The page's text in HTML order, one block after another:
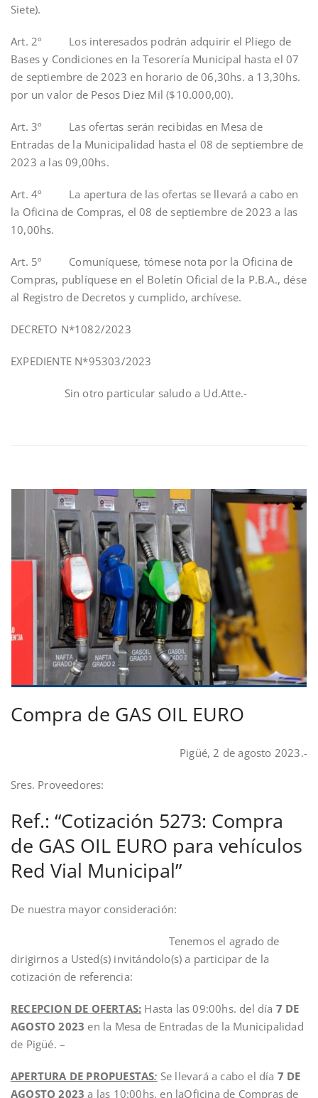
Siete).
Art. 2º Los interesados podrán adquirir el Pliego de
Bases y Condiciones en la Tesorería Municipal hasta el 07
de septiembre de 2023 en horario de 06,30hs. a 13,30hs.
por un valor de Pesos Diez Mil ($10.000,00).
Art. 3º Las ofertas serán recibidas en Mesa de
Entradas de la Municipalidad hasta el 08 de septiembre de
2023 a las 09,00hs.
Art. 4º La apertura de las ofertas se llevará a cabo en
la Oficina de Compras, el 08 de septiembre de 2023 a las
10,00hs.
Art. 5º Comuníquese, tómese nota por la Oficina de
Compras, publíquese en el Boletín Oficial de la P.B.A., dése
al Registro de Decretos y cumplido, archívese.
DECRETO N*1082/2023
EXPEDIENTE N*95303/2023
Sin otro particular saludo a Ud.Atte.-
Compra de GAS OIL EURO
Pigüé, 2 de agosto 2023.-
Sres. Proveedores:
Ref.: “Cotización 5273: Compra
de GAS OIL EURO para vehículos
Red Vial Municipal”
De nuestra mayor consideración:
Tenemos el agrado de
dirigirnos a Usted(s) invitándolo(s) a participar de la
cotización de referencia:
RECEPCION DE OFERTAS: Hasta las 09:00hs. del día 7 DE
AGOSTO 2023 en la Mesa de Entradas de la Municipalidad
de Pigüé. –
APERTURA DE PROPUESTAS: Se llevará a cabo el día 7 DE
AGOSTO 2023a las 10:00hs. en laOficina de Compras de